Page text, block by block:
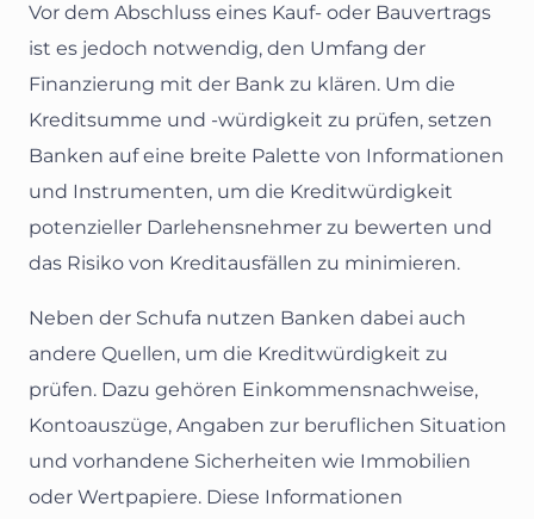
Vor dem Abschluss eines Kauf- oder Bauvertrags
ist es jedoch notwendig, den Umfang der
Finanzierung mit der Bank zu klären. Um die
Kreditsumme und -würdigkeit zu prüfen, setzen
Banken auf eine breite Palette von Informationen
und Instrumenten, um die Kreditwürdigkeit
potenzieller Darlehensnehmer zu bewerten und
das Risiko von Kreditausfällen zu minimieren.
Neben der Schufa nutzen Banken dabei auch
andere Quellen, um die Kreditwürdigkeit zu
prüfen. Dazu gehören Einkommensnachweise,
Kontoauszüge, Angaben zur beruflichen Situation
und vorhandene Sicherheiten wie Immobilien
oder Wertpapiere. Diese Informationen